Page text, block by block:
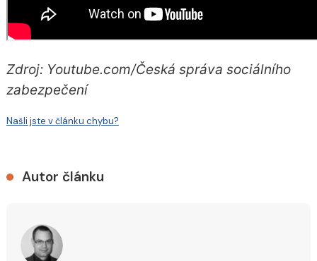
Zdroj: Youtube.com/Česká správa sociálního
zabezpečení
Našli jste v článku chybu?
Autor článku